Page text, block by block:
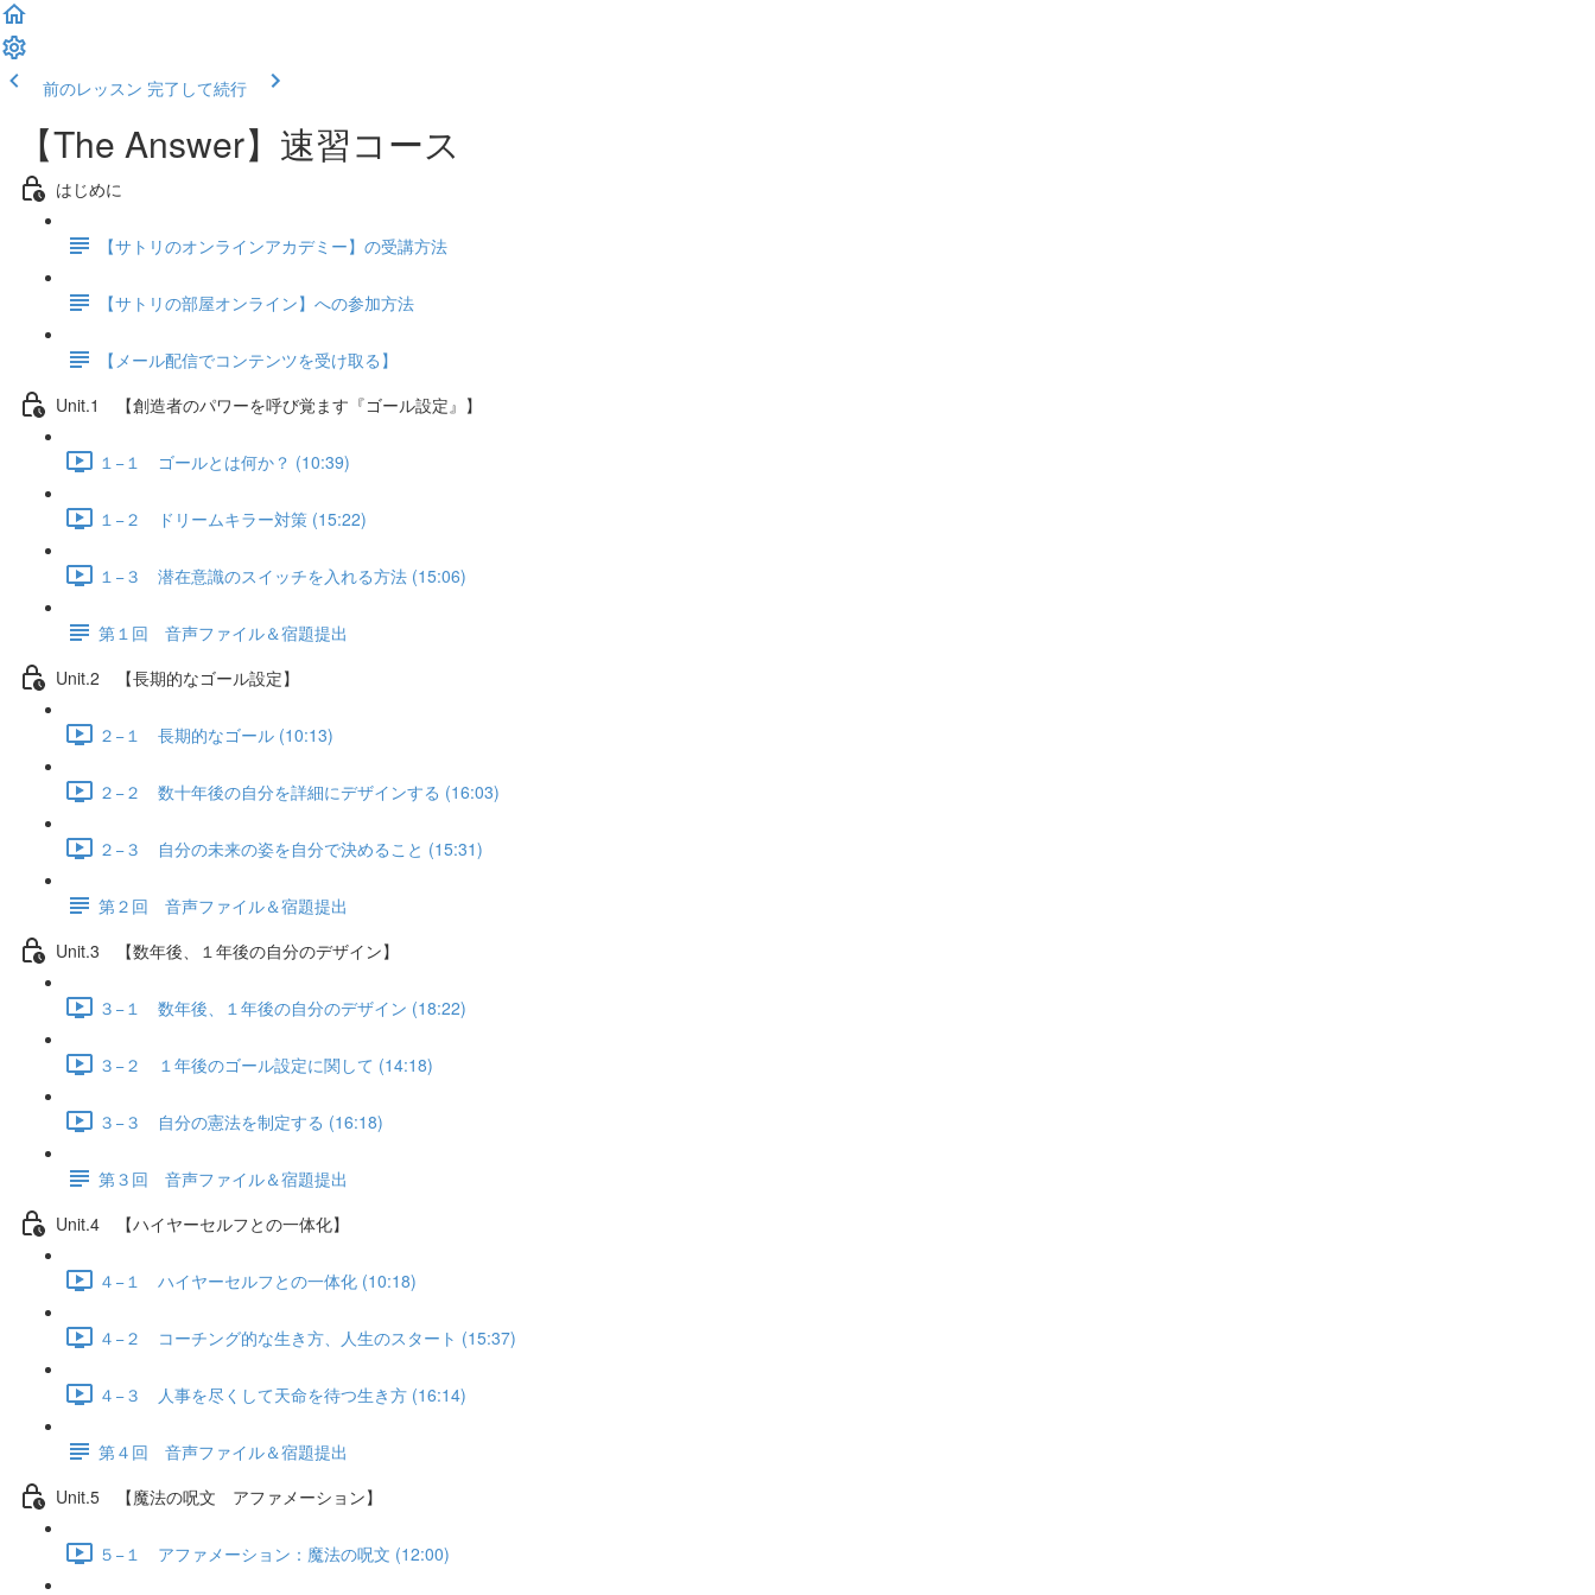
前のレッスン 完了して続行
【The Answer】速習コース
はじめに
【サトリのオンラインアカデミー】の受講方法
【サトリの部屋オンライン】への参加方法
【メール配信でコンテンツを受け取る】
Unit.1 【創造者のパワーを呼び覚ます『ゴール設定』】
１−１ ゴールとは何か？ (10:39)
１−２ ドリームキラー対策 (15:22)
１−３ 潜在意識のスイッチを入れる方法 (15:06)
第１回 音声ファイル＆宿題提出
Unit.2 【長期的なゴール設定】
２−１ 長期的なゴール (10:13)
２−２ 数十年後の自分を詳細にデザインする (16:03)
２−３ 自分の未来の姿を自分で決めること (15:31)
第２回 音声ファイル＆宿題提出
Unit.3 【数年後、１年後の自分のデザイン】
３−１ 数年後、１年後の自分のデザイン (18:22)
３−２ １年後のゴール設定に関して (14:18)
３−３ 自分の憲法を制定する (16:18)
第３回 音声ファイル＆宿題提出
Unit.4 【ハイヤーセルフとの一体化】
４−１ ハイヤーセルフとの一体化 (10:18)
４−２ コーチング的な生き方、人生のスタート (15:37)
４−３ 人事を尽くして天命を待つ生き方 (16:14)
第４回 音声ファイル＆宿題提出
Unit.5 【魔法の呪文 アファメーション】
５−１ アファメーション：魔法の呪文 (12:00)